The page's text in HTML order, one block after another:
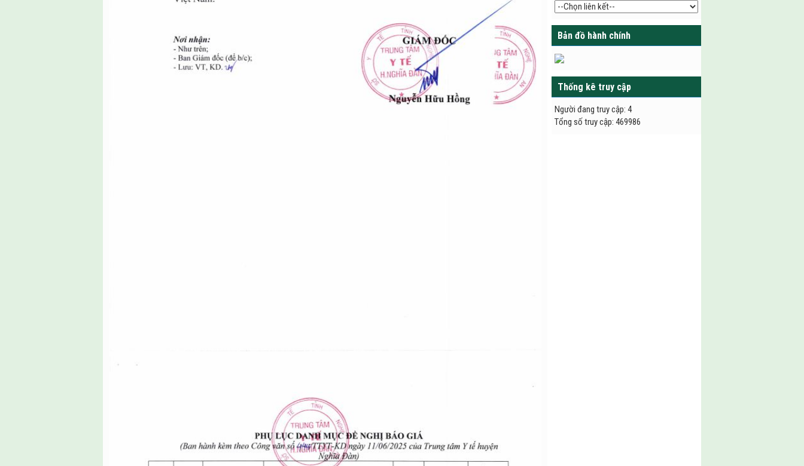
Bản đồ hành chính
Thống kê truy cập
Người đang truy cập: 4
Tổng số truy cập: 469986